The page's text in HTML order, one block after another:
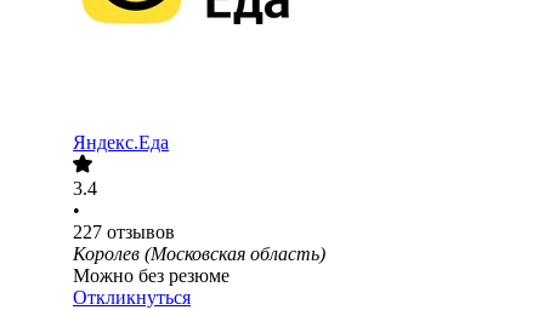
Яндекс.Еда
3.4
•
227 отзывов
Королев (Московская область)
Можно без резюме
Откликнуться